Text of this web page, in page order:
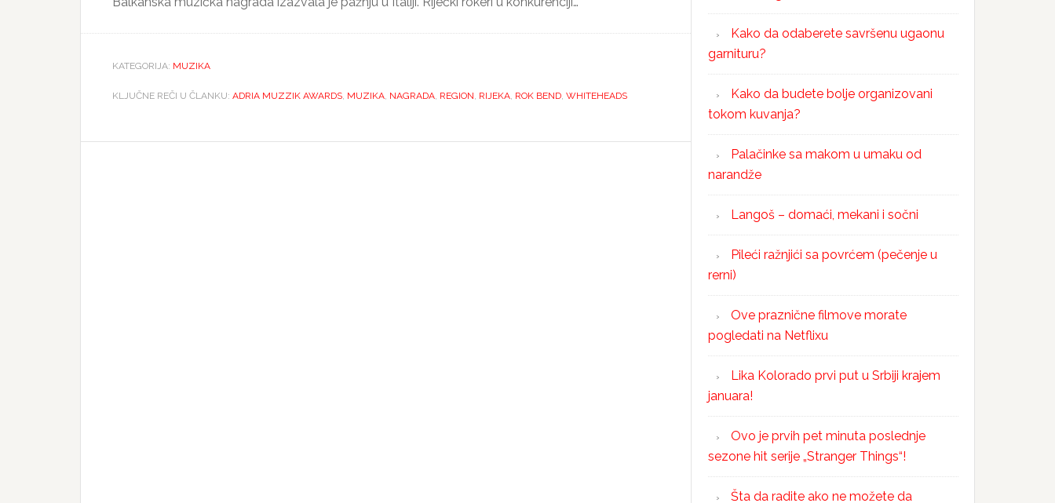
KATEGORIJA: MUZIKA
KLJUČNE REČI U ČLANKU: ADRIA MUZZIK AWARDS MUZIKA NAGRADA REGION RIJEKA ROK BEND WHITEHEADS
Kako da odaberete savršenu ugaonu
garnituru?
Kako da budete bolje organizovani
tokom kuvanja?
Palačinke sa makom u umaku od
narandže
Langoš – domaći, mekani i sočni
Pileći ražnjići sa povrćem (pečenje u
rerni)
Ove praznične filmove morate
pogledati na Netflixu
Lika Kolorado prvi put u Srbiji krajem
januara!
Ovo je prvih pet minuta poslednje
sezone hit serije „Stranger Things“!
Šta da radite ako ne možete da